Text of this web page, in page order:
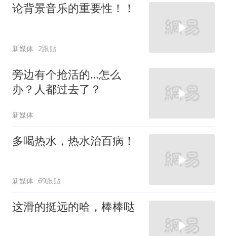
论背景音乐的重要性！！
新媒体 2跟贴
旁边有个抢活的…怎么
办？人都过去了？
新媒体
多喝热水，热水治百病！
新媒体 69跟贴
这滑的挺远的哈，棒棒哒